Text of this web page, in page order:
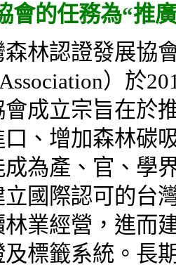
會的任務為“推
林認證發展協
）於
成立宗旨在於
、增加森林碳
為產、官、學
國際認可的台
業經營，進而
標籤系統。長